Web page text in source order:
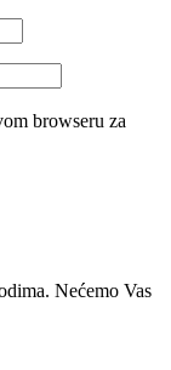
browseru za
Nećemo Vas